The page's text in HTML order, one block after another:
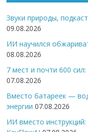
Звуки природы,
09.08.2026
ИИ научился
08.08.2026
7 мест и почти 600
07.08.2026
Вместо батареек —
энергии 07.08.2026
ИИ вместо инструкций: